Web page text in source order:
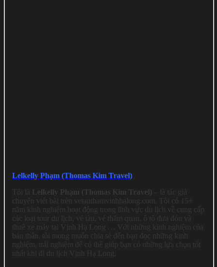
Lelkelly Phạm (Thomas Kim Travel)
Tôi là Lelkelly Phạm (Thomas Kim Travel) – là tác giả
chuyên viết bài trên vetauthamvinhhalong.com. Tôi có 15+
năm kinh nghiệm hoạt động trong lĩnh vực du lịch về cung cấp
các loại tour du lịch, vé tàu, vé thăm quan, ô tô đưa đón và
thuê xe máy tại Vịnh Hạ Long … Với những kinh nghiệm của
bản thân, tôi mong muốn chia sẻ đến bạn đọc những kinh
nghiệm, trải nghiệm để có thể giúp bạn có những lựa chọn tốt
nhất khi đi du lịch Vịnh Hạ Long.